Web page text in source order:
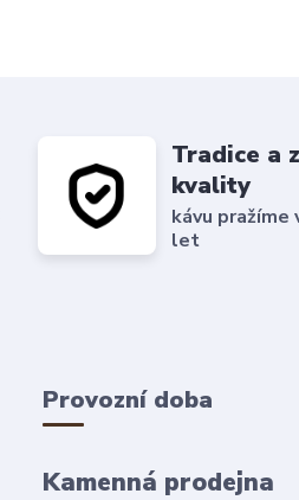
Tradice a
kvality
kávu pražíme
let
Provozní doba
Kamenná prodejna